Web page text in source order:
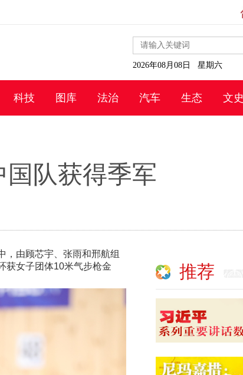
2026年08月08日 星期六
科技 图库 法治 汽车 生态 文史
队获得季军
，由顾芯宇、张雨和邢航组
获女子团体10米气步枪金
推荐